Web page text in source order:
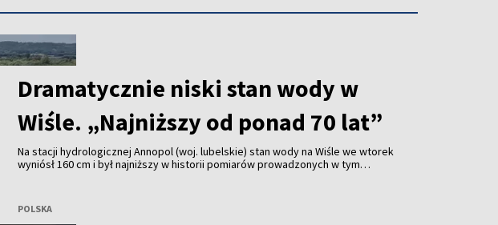
Dramatycznie niski stan wody w
Wiśle. „Najniższy od ponad 70 lat”
Na stacji hydrologicznej Annopol (woj. lubelskie) stan wody na Wiśle we wtorek
wyniósł 160 cm i był najniższy w historii pomiarów prowadzonych w tym
POLSKA